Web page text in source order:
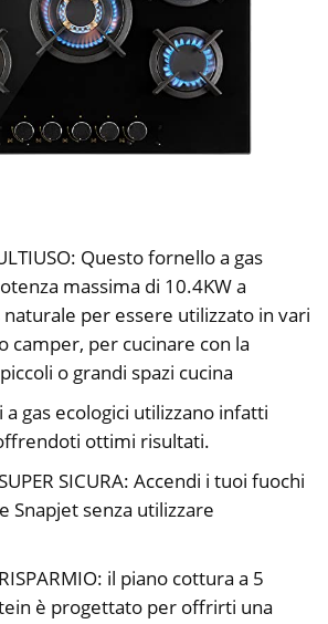
Questo fornello a gas
massima di 10.4KW a
naturale per essere utilizzato in vari
camper, per cucinare con la
o grandi spazi cucina
gas ecologici utilizzano infatti
ottimi risultati.
SICURA: Accendi i tuoi fuochi
Snapjet senza utilizzare
il piano cottura a 5
è progettato per offrirti una